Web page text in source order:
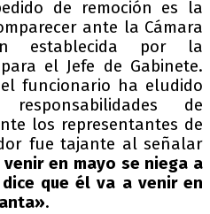
de remoción es la
ante la Cámara
establecida por la
el Jefe de Gabinete.
funcionario ha eludido
de
los representantes de
fue tajante al señalar
en mayo se niega a
que él va a venir en
.